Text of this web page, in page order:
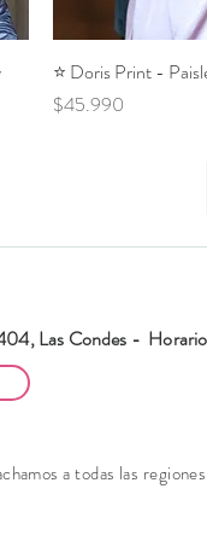
Vista
⭐️ Doris Print -
Precio
$45.990
Las Condes - Horario
a todas las